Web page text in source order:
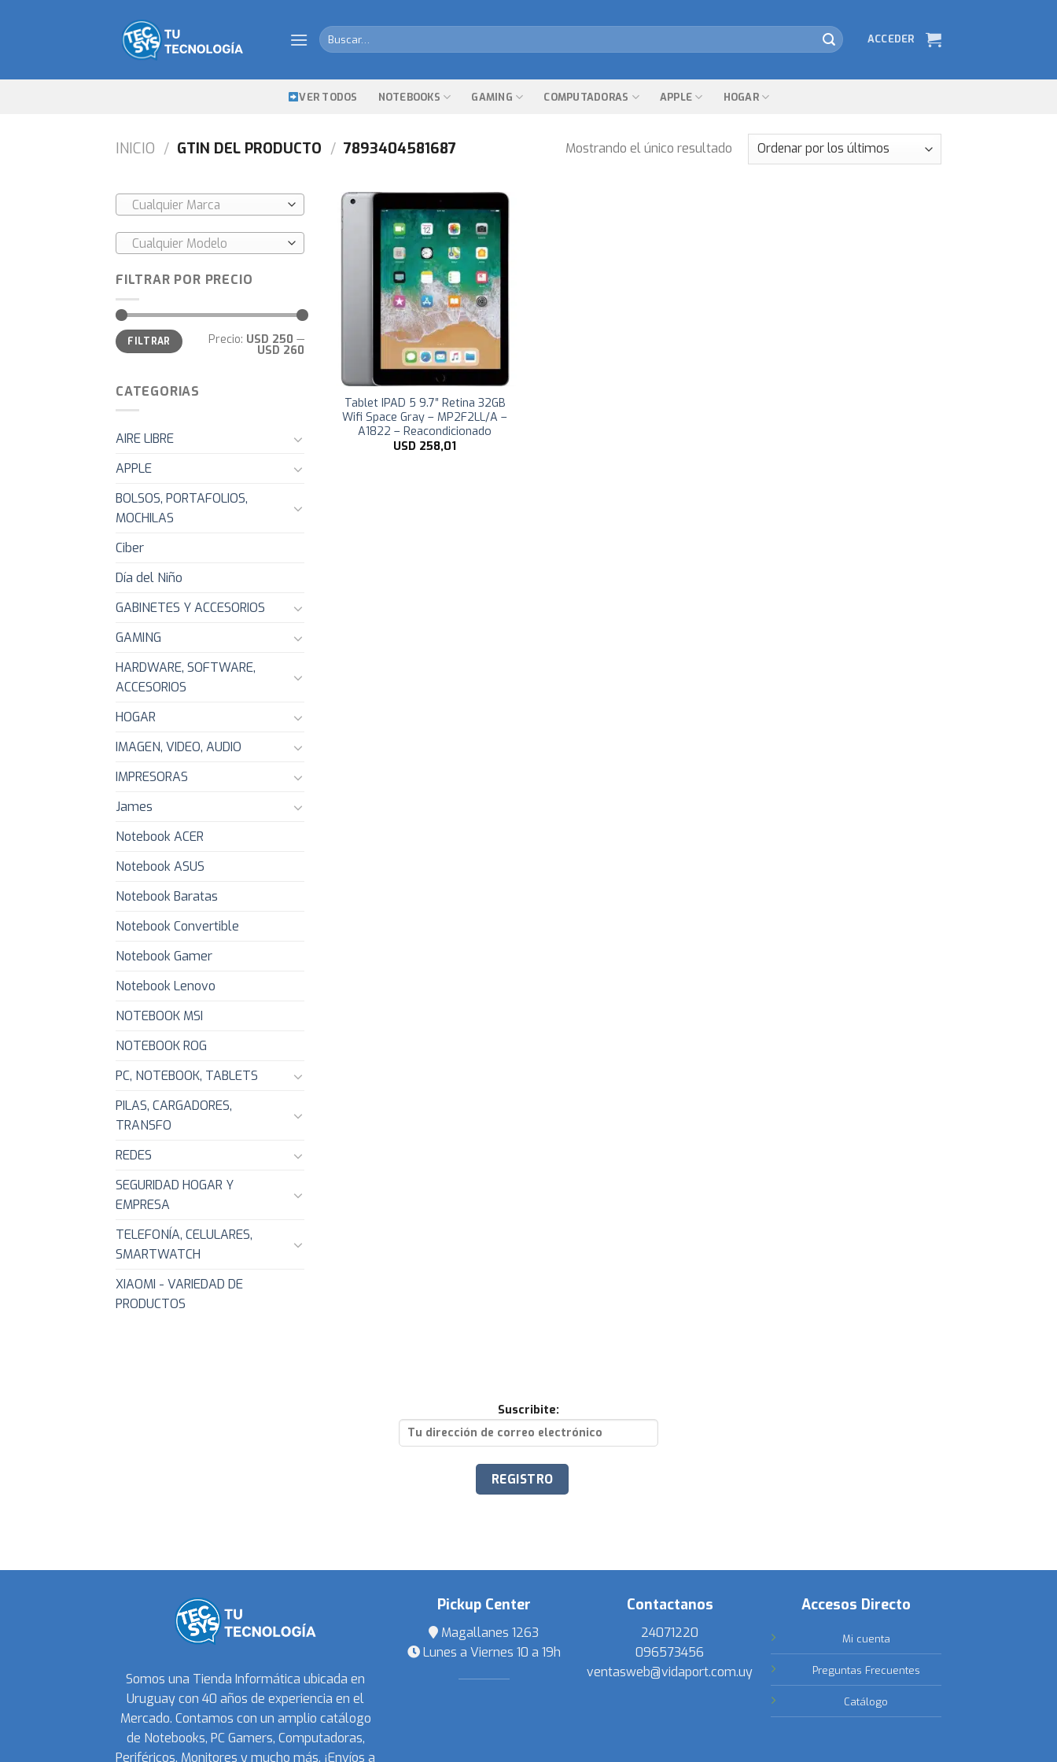
Buscar
por:
ACCEDER
VER TODOS NOTEBOOKS GAMING COMPUTADORAS APPLE HOGAR
INICIO / GTIN DEL PRODUCTO / 7893404581687 Mostrando el único resultado
Cualquier Marca
Cualquier Modelo
FILTRAR POR PRECIO
Precio
mínimo
Precio
máximo
FILTRAR Precio: USD 250 —
USD 260
CATEGORIAS
AIRE LIBRE
APPLE
BOLSOS, PORTAFOLIOS,
MOCHILAS
Ciber
Día del Niño
GABINETES Y ACCESORIOS
GAMING
HARDWARE, SOFTWARE,
ACCESORIOS
HOGAR
IMAGEN, VIDEO, AUDIO
IMPRESORAS
James
Notebook ACER
Notebook ASUS
Notebook Baratas
Notebook Convertible
Notebook Gamer
Notebook Lenovo
NOTEBOOK MSI
NOTEBOOK ROG
PC, NOTEBOOK, TABLETS
PILAS, CARGADORES,
TRANSFO
REDES
SEGURIDAD HOGAR Y
EMPRESA
TELEFONÍA, CELULARES,
SMARTWATCH
XIAOMI - VARIEDAD DE
PRODUCTOS
Tablet IPAD 5 9.7″ Retina 32GB
Wifi Space Gray – MP2F2LL/A –
A1822 – Reacondicionado
USD 258,01
Suscribite:
Somos una Tienda Informática ubicada en
Uruguay con 40 años de experiencia en el
Mercado. Contamos con un amplio catálogo
de Notebooks, PC Gamers, Computadoras,
Periféricos, Monitores y mucho más. ¡Envíos a
Pickup Center
Magallanes 1263
Lunes a Viernes 10 a 19h
Contactanos
24071220
096573456
ventasweb@vidaport.com.uy
Accesos Directo
Mi cuenta
Preguntas Frecuentes
Catálogo